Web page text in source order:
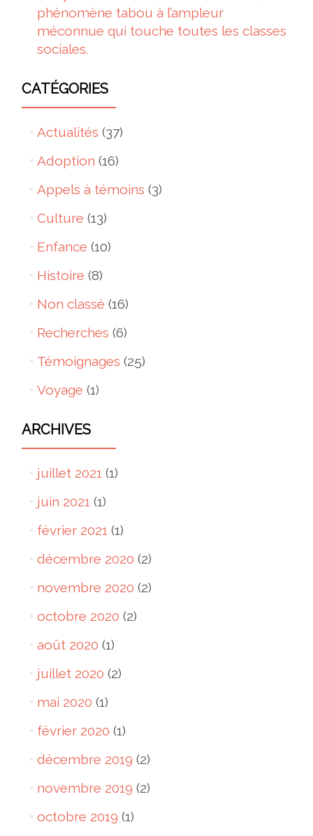
phénomène tabou à l’ampleur
méconnue qui touche toutes les classes
sociales.
CATÉGORIES
Actualités (37)
Adoption (16)
Appels à témoins (3)
Culture (13)
Enfance (10)
Histoire (8)
Non classé (16)
Recherches (6)
Témoignages (25)
Voyage (1)
ARCHIVES
juillet 2021 (1)
juin 2021 (1)
février 2021 (1)
décembre 2020 (2)
novembre 2020 (2)
octobre 2020 (2)
août 2020 (1)
juillet 2020 (2)
mai 2020 (1)
février 2020 (1)
décembre 2019 (2)
novembre 2019 (2)
octobre 2019 (1)